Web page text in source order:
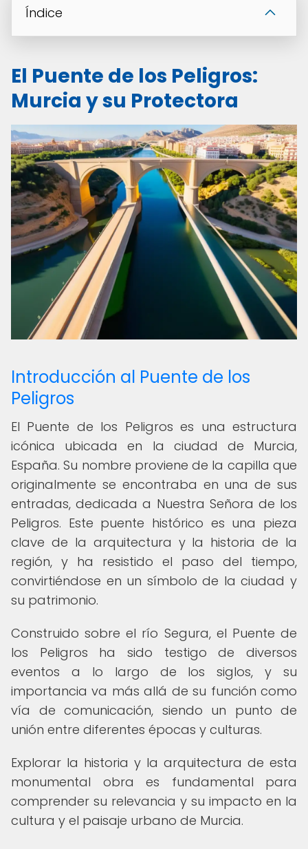
Índice
El Puente de los Peligros:
Murcia y su Protectora
Introducción al Puente de los
Peligros
El Puente de los Peligros es una estructura
icónica ubicada en la ciudad de Murcia,
España. Su nombre proviene de la capilla que
originalmente se encontraba en una de sus
entradas, dedicada a Nuestra Señora de los
Peligros. Este puente histórico es una pieza
clave de la arquitectura y la historia de la
región, y ha resistido el paso del tiempo,
convirtiéndose en un símbolo de la ciudad y
su patrimonio.
Construido sobre el río Segura, el Puente de
los Peligros ha sido testigo de diversos
eventos a lo largo de los siglos, y su
importancia va más allá de su función como
vía de comunicación, siendo un punto de
unión entre diferentes épocas y culturas.
Explorar la historia y la arquitectura de esta
monumental obra es fundamental para
comprender su relevancia y su impacto en la
cultura y el paisaje urbano de Murcia.